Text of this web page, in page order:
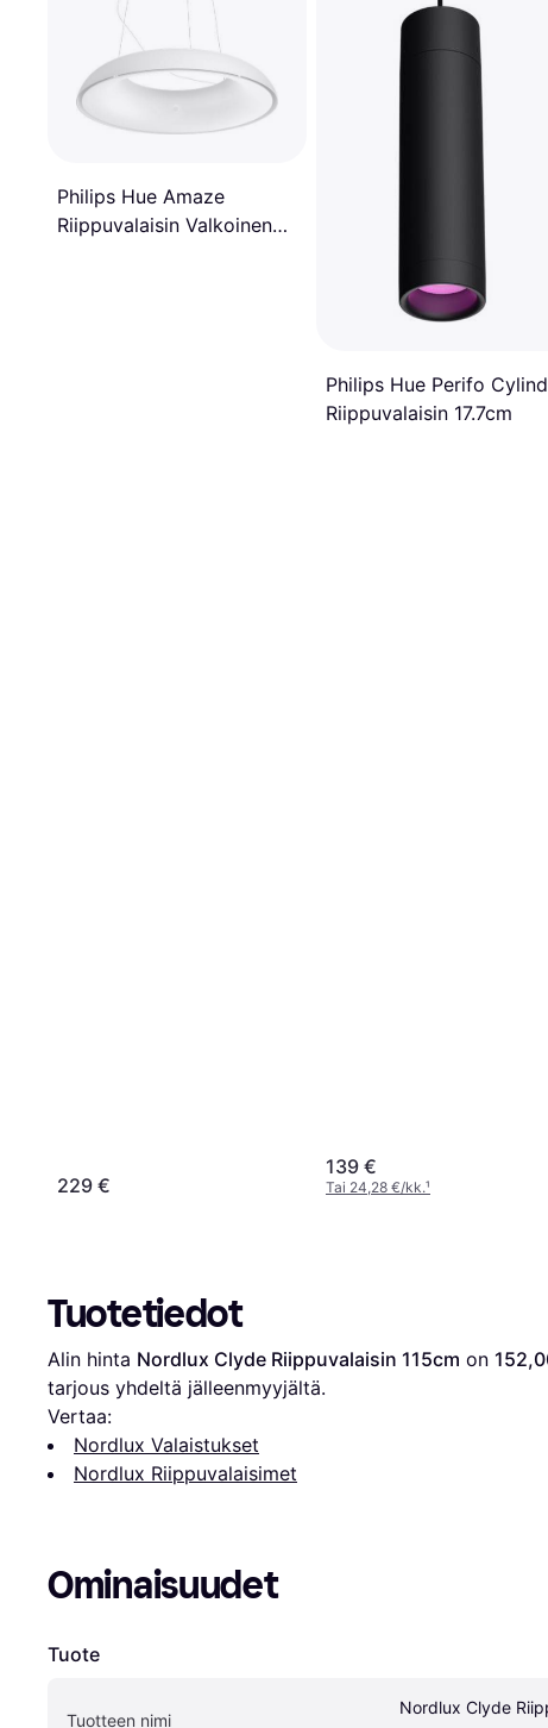
Philips Hue Amaze
Riippuvalaisin Valkoinen
229 €
Philips Hue Perifo
Riippuvalaisin 17.7cm
139 €
Tai 24,28 €/kk.¹
Tuotetiedot
Alin hinta Nordlux Clyde Riippuvalaisin 115cm on
tarjous yhdeltä jälleenmyyjältä.
Vertaa:
Nordlux Valaistukset
Nordlux Riippuvalaisimet
Ominaisuudet
Tuote
Tuotteen nimi
Nordlux Clyde